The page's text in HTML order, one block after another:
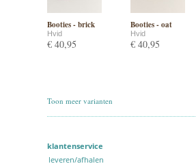
Booties - brick
Hvid
€ 40,95
Booties - oat
Hvid
€ 40,95
Toon meer varianten
klantenservice
leveren/afhalen